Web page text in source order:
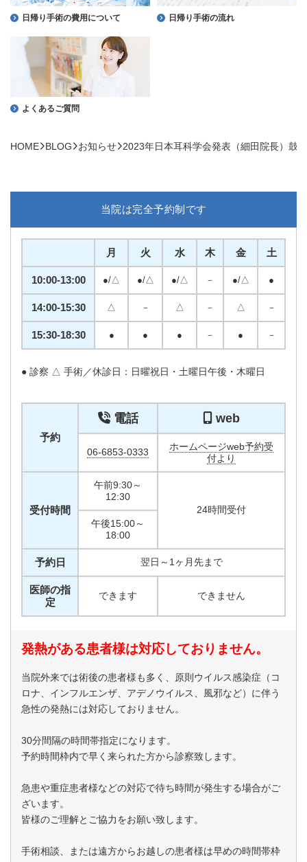
日帰り手術の費用について 日帰り手術の流れ
よくあるご質問
HOME BLOG お知らせ 2023年日本耳科学会発表（細田院長）鼓
当院は完全予約制です
月 火 水 木 金 土
10:00-13:00 ●/△ ●/△ ●/△ － ●/△ ●
14:00-15:30 △ － △ － △ －
15:30-18:30 ● ● ● － ● －
● 診察 △ 手術／休診日：日曜祝日・土曜日午後・木曜日
予約
電話 web
06-6853-0333
ホームページweb予約受
付より
受付時間
午前9:30～
12:30
24時間受付
午後15:00～
18:00
予約日 翌日～1ヶ月先まで
医師の指
定
できます できません
発熱がある患者様は対応しておりません。
当院外来では術後の患者様も多く、原則ウイルス感染症（コ
ロナ、インフルエンザ、アデノウイルス、風邪など）に伴う
急性の発熱には対応しておりません。
30分間隔の時間帯指定になります。
予約時間枠内で早く来られた方から診察致します。
急患や重症患者様などの対応で待ち時間が発生する場合がご
ざいます。
皆様のご理解とご協力をお願い致します。
手術相談、または遠方からお越しの患者様は早めの時間帯枠